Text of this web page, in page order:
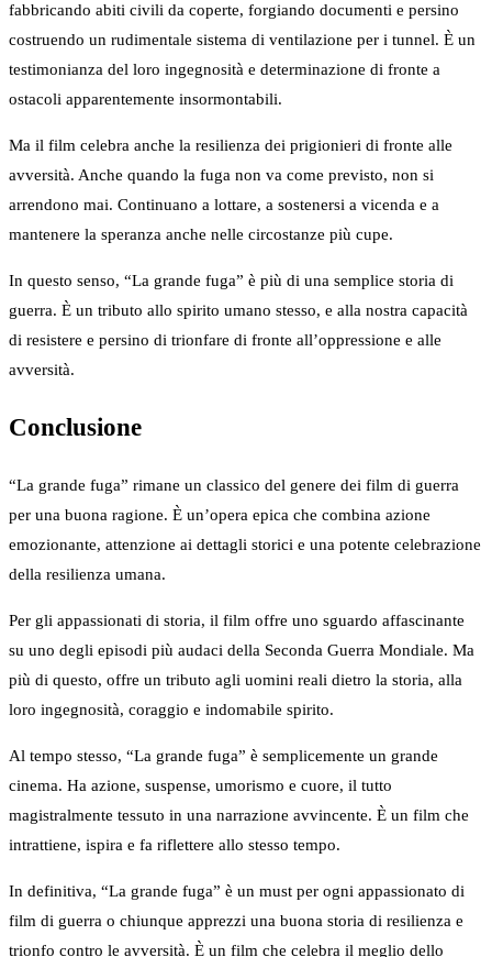
fabbricando abiti civili da coperte, forgiando documenti e persino
costruendo un rudimentale sistema di ventilazione per i tunnel. È un
testimonianza del loro ingegnosità e determinazione di fronte a
ostacoli apparentemente insormontabili.
Ma il film celebra anche la resilienza dei prigionieri di fronte alle
avversità. Anche quando la fuga non va come previsto, non si
arrendono mai. Continuano a lottare, a sostenersi a vicenda e a
mantenere la speranza anche nelle circostanze più cupe.
In questo senso, “La grande fuga” è più di una semplice storia di
guerra. È un tributo allo spirito umano stesso, e alla nostra capacità
di resistere e persino di trionfare di fronte all’oppressione e alle
avversità.
Conclusione
“La grande fuga” rimane un classico del genere dei film di guerra
per una buona ragione. È un’opera epica che combina azione
emozionante, attenzione ai dettagli storici e una potente celebrazione
della resilienza umana.
Per gli appassionati di storia, il film offre uno sguardo affascinante
su uno degli episodi più audaci della Seconda Guerra Mondiale. Ma
più di questo, offre un tributo agli uomini reali dietro la storia, alla
loro ingegnosità, coraggio e indomabile spirito.
Al tempo stesso, “La grande fuga” è semplicemente un grande
cinema. Ha azione, suspense, umorismo e cuore, il tutto
magistralmente tessuto in una narrazione avvincente. È un film che
intrattiene, ispira e fa riflettere allo stesso tempo.
In definitiva, “La grande fuga” è un must per ogni appassionato di
film di guerra o chiunque apprezzi una buona storia di resilienza e
trionfo contro le avversità. È un film che celebra il meglio dello